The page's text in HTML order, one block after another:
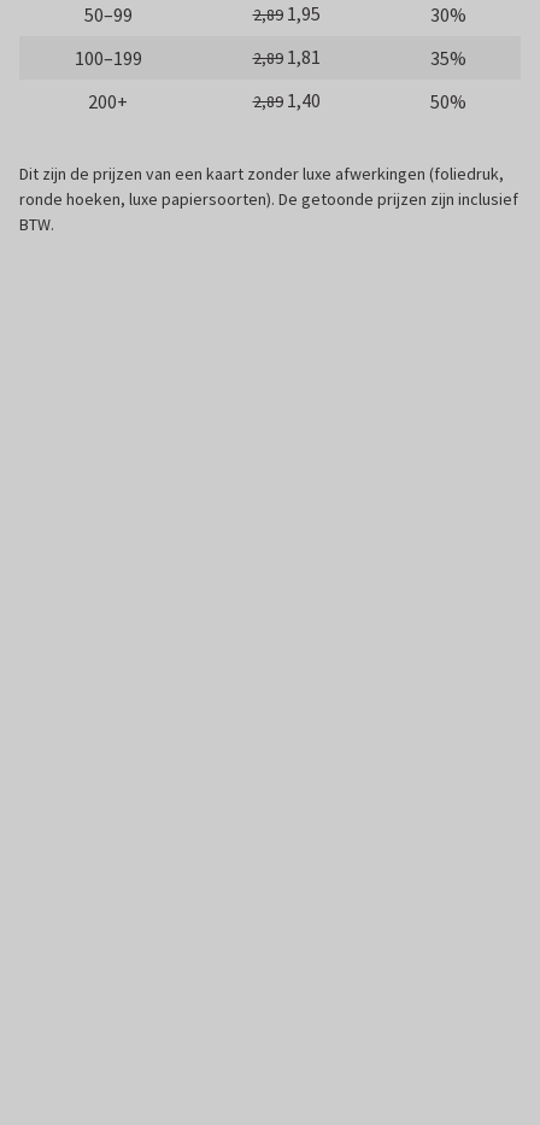
50–99
2,89 1,95
30%
100–199
2,89 1,81
35%
200+
2,89 1,40 50%
Dit zijn de prijzen van een kaart zonder luxe afwerkingen (foliedruk,
ronde hoeken, luxe papiersoorten). De getoonde prijzen zijn inclusief
BTW.